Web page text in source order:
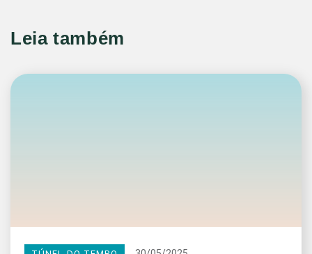
Leia também